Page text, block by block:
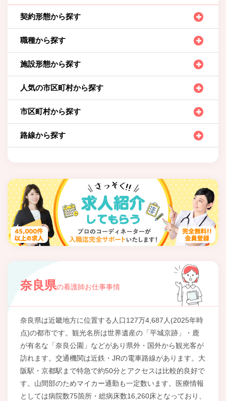
契約形態から探す
職種から探す
施設形態から探す
人気の市区町村から探す
市区町村から探す
路線から探す
奈良県の看護師お仕事事情
奈良県は近畿地方に位置する人口127万4,687人(2025年時
点)の都市です。観光名所は世界遺産の「平城京跡」・鹿
が有名な「奈良公園」などがあり県外・国外から観光客が
訪れます。交通機関は近鉄・JRの電車路線があります。大
阪駅・京都駅まで特急で約50分とアクセスは比較的良好で
す。山間部のためマイカー通勤も一定数います。医療情報
としては病院数75箇所・総病床数16,260床となっており、